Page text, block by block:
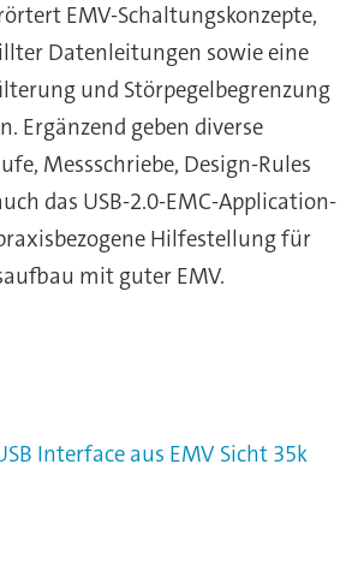
EMV-Schaltungskonzepte,
Datenleitungen sowie eine
und Störpegelbegrenzung
Ergänzend geben diverse
Messschriebe, Design-Rules
das USB-2.0-EMC-Application-
Hilfestellung für
mit guter EMV.
Interface aus EMV Sicht 35k